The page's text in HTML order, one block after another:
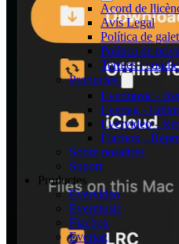
Acord de
Avís Legal
Política de
Política de
Termes i
Productes
Evermusic -
Evertag -
Evervideo -
Flacbox -
Sobre nosaltres
Suport
Productes
Evervideo
Evermusic
Flacbox
Evertag